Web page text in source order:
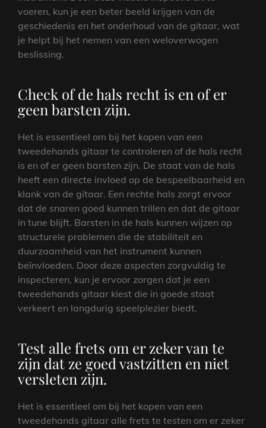
voeren, kun je een beter beeld krijgen van de
geschiedenis en het onderhoud van de gitaar, wat
je helpt bij het nemen van een weloverwogen
beslissing.
Check of de hals recht is en of er
geen barsten zijn.
Het is essentieel om bij het kopen van een
tweedehands gitaar te controleren of de hals recht
is en of er geen barsten zijn. De staat van de hals
heeft een directe invloed op de bespeelbaarheid en
klank van de gitaar. Een rechte hals zorgt ervoor
dat de snaren goed kunnen trillen en dat de gitaar
in tune blijft. Barsten in de hals kunnen wijzen op
structurele problemen die de stabiliteit en
duurzaamheid van het instrument kunnen
beïnvloeden. Door deze aspecten zorgvuldig te
inspecteren, kun je ervoor zorgen dat je een
tweedehands gitaar kiest die in goede staat
verkeert en langdurig speelplezier biedt.
Test alle frets om er zeker van te
zijn dat ze goed vastzitten en niet
versleten zijn.
Het is essentieel om bij het kopen van een
tweedehands gitaar alle frets te testen om er zeker